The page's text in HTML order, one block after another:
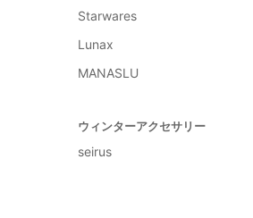
Starwares
Lunax
MANASLU
ウィンターアクセサリー
seirus